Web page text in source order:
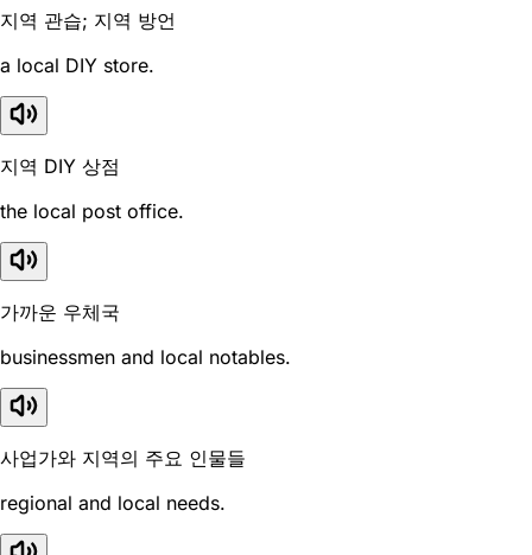
지역 관습; 지역 방언
a local DIY store.
지역 DIY 상점
the local post office.
가까운 우체국
businessmen and local notables.
사업가와 지역의 주요 인물들
regional and local needs.